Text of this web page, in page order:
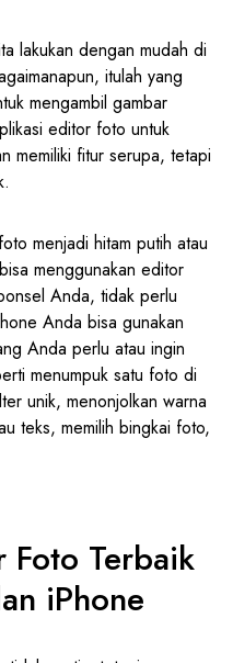
lakukan dengan mudah di
itulah yang
mengambil gambar
editor foto untuk
memiliki fitur serupa, tetapi
menjadi hitam putih atau
menggunakan editor
Anda, tidak perlu
Anda bisa gunakan
Anda perlu atau ingin
menumpuk satu foto di
unik, menonjolkan warna
teks, memilih bingkai foto,
Terbaik
iPhone